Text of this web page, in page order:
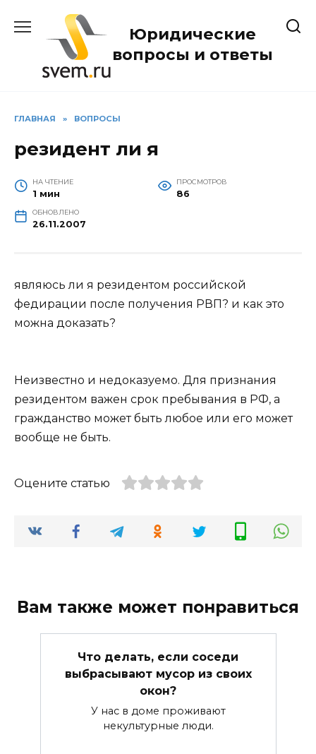
содержанию
Юридические
вопросы и ответы
ГЛАВНАЯ » ВОПРОСЫ
резидент ли я
НА ЧТЕНИЕ
1 мин
ПРОСМОТРОВ
86
ОБНОВЛЕНО
26.11.2007
являюсь ли я резидентом российской
федирации после получения РВП? и как это
можна доказать?
Неизвестно и недоказуемо. Для признания
резидентом важен срок пребывания в РФ, а
гражданство может быть любое или его может
вообще не быть.
Оцените статью
Вам также может понравиться
Что делать, если соседи
выбрасывают мусор из своих
окон?
У нас в доме проживают
некультурные люди.